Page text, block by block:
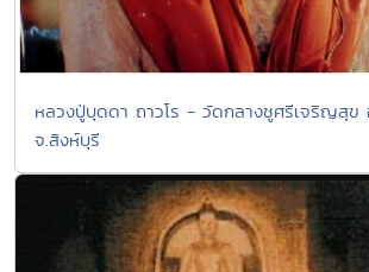
หลวงปู่บุดดา ถาวโร - วัดกลางชูศรีเจริญสุข
จ.สิงห์บุรี